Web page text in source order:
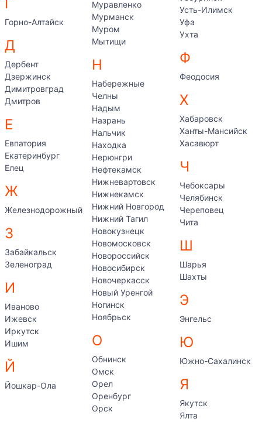
Горно-Алтайск
Д
Дербент
Дзержинск
Димитровград
Дмитров
Е
Евпатория
Екатеринбург
Елец
Ж
Железнодорожный
З
Забайкальск
Зеленоград
И
Иваново
Ижевск
Иркутск
Ишим
Й
Йошкар-Ола
Муравленко
Мурманск
Муром
Мытищи
Н
Набережные
Челны
Надым
Назрань
Нальчик
Находка
Нерюнгри
Нефтекамск
Нижневартовск
Нижнекамск
Нижний Новгород
Нижний Тагил
Новокузнецк
Новомосковск
Новороссийск
Новосибирск
Новочеркасск
Новый Уренгой
Ногинск
Ноябрьск
О
Обнинск
Омск
Орел
Оренбург
Орск
Усть-Илимск
Уфа
Ухта
Ф
Феодосия
Х
Хабаровск
Ханты-Мансийск
Хасавюрт
Ч
Чебоксары
Челябинск
Череповец
Чита
Ш
Шарья
Шахты
Э
Энгельс
Ю
Южно-Сахалинск
Я
Якутск
Ялта